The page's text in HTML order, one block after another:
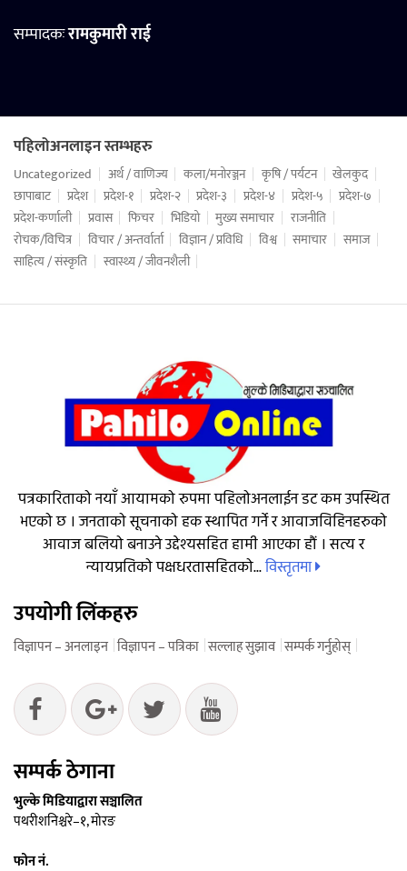
सम्पादकःरामकुमारी राई
पहिलोअनलाइन स्तम्भहरु
Uncategorized अर्थ / वाणिज्य कला/मनोरञ्जन कृषि / पर्यटन
खेलकुद
छापाबाट
प्रदेश प्रदेश-१ प्रदेश-२ प्रदेश-३ प्रदेश-४ प्रदेश-५
प्रदेश-७
प्रदेश-कर्णाली
प्रवास फिचर भिडियो मुख्य समाचार
राजनीति
रोचक/विचित्र
विचार / अन्तर्वार्ता विज्ञान / प्रविधि विश्व समाचार
समाज
साहित्य / संस्कृति
स्वास्थ्य / जीवनशैली
पत्रकारिताको नयाँ आयामको रुपमा पहिलोअनलाईन डट कम उपस्थित
भएको छ । जनताको सूचनाको हक स्थापित गर्ने र आवाजविहिनहरुको
आवाज बलियो बनाउने उद्देश्यसहित हामी आएका हौं । सत्य र
न्यायप्रतिको पक्षधरतासहितको...विस्तृतमा
उपयोगी लिंकहरु
विज्ञापन – अनलाइन विज्ञापन – पत्रिका सल्लाह सुझाव सम्पर्क गर्नुहोस्
सम्पर्क ठेगाना
भुल्के मिडियाद्वारा सञ्चालित
पथरीशनिश्चरे–१, मोरङ
फोन नं.